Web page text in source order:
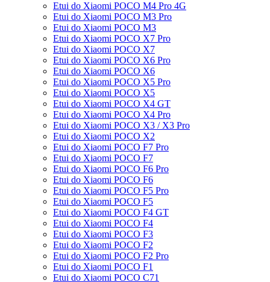
Etui do Xiaomi POCO M4 Pro 4G
Etui do Xiaomi POCO M3 Pro
Etui do Xiaomi POCO M3
Etui do Xiaomi POCO X7 Pro
Etui do Xiaomi POCO X7
Etui do Xiaomi POCO X6 Pro
Etui do Xiaomi POCO X6
Etui do Xiaomi POCO X5 Pro
Etui do Xiaomi POCO X5
Etui do Xiaomi POCO X4 GT
Etui do Xiaomi POCO X4 Pro
Etui do Xiaomi POCO X3 / X3 Pro
Etui do Xiaomi POCO X2
Etui do Xiaomi POCO F7 Pro
Etui do Xiaomi POCO F7
Etui do Xiaomi POCO F6 Pro
Etui do Xiaomi POCO F6
Etui do Xiaomi POCO F5 Pro
Etui do Xiaomi POCO F5
Etui do Xiaomi POCO F4 GT
Etui do Xiaomi POCO F4
Etui do Xiaomi POCO F3
Etui do Xiaomi POCO F2
Etui do Xiaomi POCO F2 Pro
Etui do Xiaomi POCO F1
Etui do Xiaomi POCO C71